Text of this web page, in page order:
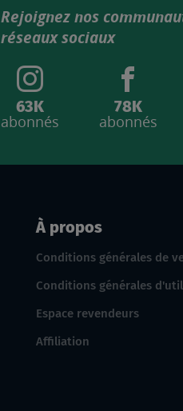
Rejoignez nos
réseaux sociaux
63K
abonnés
78K
abonnés
À propos
Conditions générales de
Conditions générales
Espace revendeurs
Affiliation